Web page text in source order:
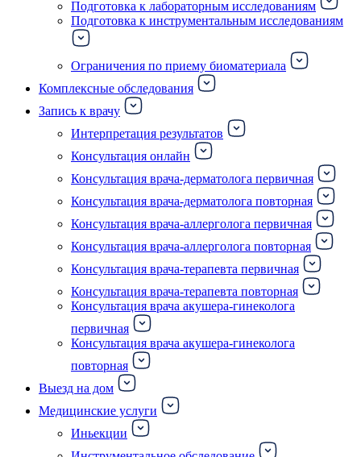
Подготовка к лабораторным исследованиям
Подготовка к инструментальным исследованиям
Ограничения по приему биоматериала
Комплексные обследования
Запись к врачу
Интерпретация результатов
Консультация онлайн
Консультация врача-дерматолога первичная
Консультация врача-дерматолога повторная
Консультация врача-аллерголога первичная
Консультация врача-аллерголога повторная
Консультация врача-терапевта первичная
Консультация врача-терапевта повторная
Консультация врача акушера-гинеколога
первичная
Консультация врача акушера-гинеколога
повторная
Выезд на дом
Медицинские услуги
Иньекции